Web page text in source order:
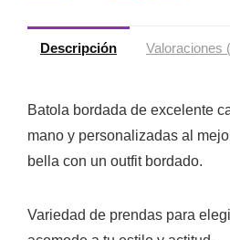
Descripción Valoraciones
Batola bordada de excelente
mano y personalizadas al
bella con un outfit bordado.
Variedad de prendas para